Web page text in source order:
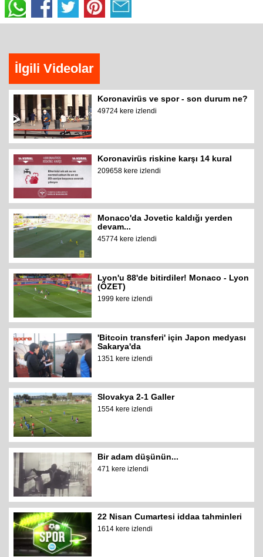
İlgili Videolar
Koronavirüs ve spor - son durum ne?
49724 kere izlendi
Koronavirüs riskine karşı 14 kural
209658 kere izlendi
Monaco'da Jovetic kaldığı yerden
devam...
45774 kere izlendi
Lyon'u 88'de bitirdiler! Monaco - Lyon
(ÖZET)
1999 kere izlendi
'Bitcoin transferi' için Japon medyası
Sakarya'da
1351 kere izlendi
Slovakya 2-1 Galler
1554 kere izlendi
Bir adam düşünün...
471 kere izlendi
22 Nisan Cumartesi iddaa tahminleri
1614 kere izlendi